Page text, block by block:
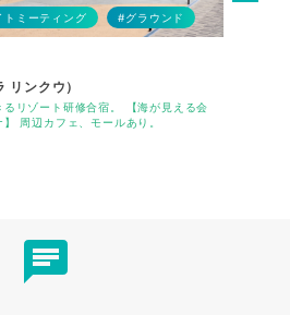
トミーティング #グラウンド
ンクウ）
リゾート研修合宿。 【海が見える会
周辺カフェ、モールあり。